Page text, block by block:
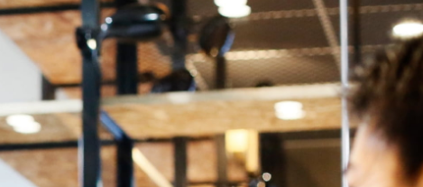
RECRUITMENT
募集要項
よくある質問